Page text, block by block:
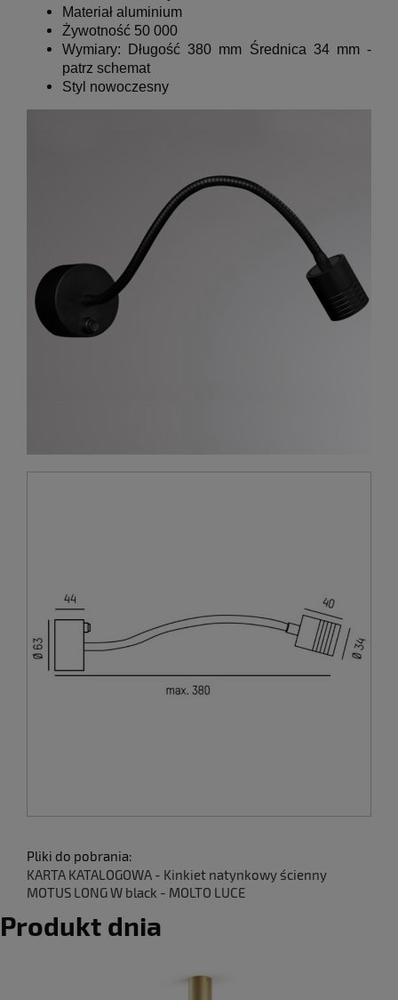
Materiał aluminium
Żywotność 50 000
Wymiary:
Długość 380 mm Średnica 34 mm-
patrz schemat
Styl nowoczesny
Pliki do pobrania:
KARTA KATALOGOWA - Kinkiet natynkowy ścienny
MOTUS LONG W black - MOLTO LUCE
Produkt dnia